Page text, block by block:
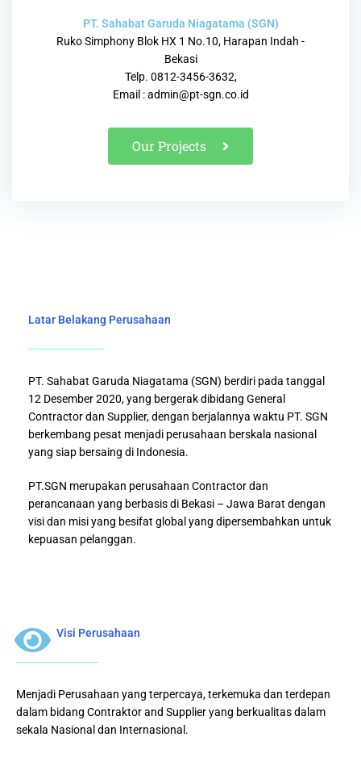
PT. Sahabat Garuda Niagatama (SGN)
Ruko Simphony Blok HX 1 No.10, Harapan Indah -
Bekasi
Telp. 0812-3456-3632,
Email : admin@pt-sgn.co.id
Our Projects
Latar Belakang Perusahaan
PT. Sahabat Garuda Niagatama (SGN) berdiri pada tanggal
12 Desember 2020, yang bergerak dibidang General
Contractor dan Supplier, dengan berjalannya waktu PT. SGN
berkembang pesat menjadi perusahaan berskala nasional
yang siap bersaing di Indonesia.
PT.SGN merupakan perusahaan Contractor dan
perancanaan yang berbasis di Bekasi – Jawa Barat dengan
visi dan misi yang besifat global yang dipersembahkan untuk
kepuasan pelanggan.
Visi Perusahaan
Menjadi Perusahaan yang terpercaya, terkemuka dan terdepan
dalam bidang Contraktor and Supplier yang berkualitas dalam
sekala Nasional dan Internasional.